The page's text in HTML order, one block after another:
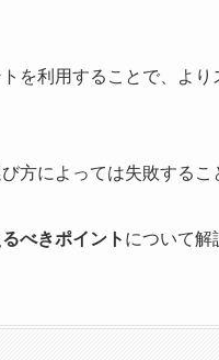
を利用することで、よ
方によっては失敗するこ
べきポイント について解